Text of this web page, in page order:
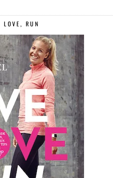
LOVE, RUN